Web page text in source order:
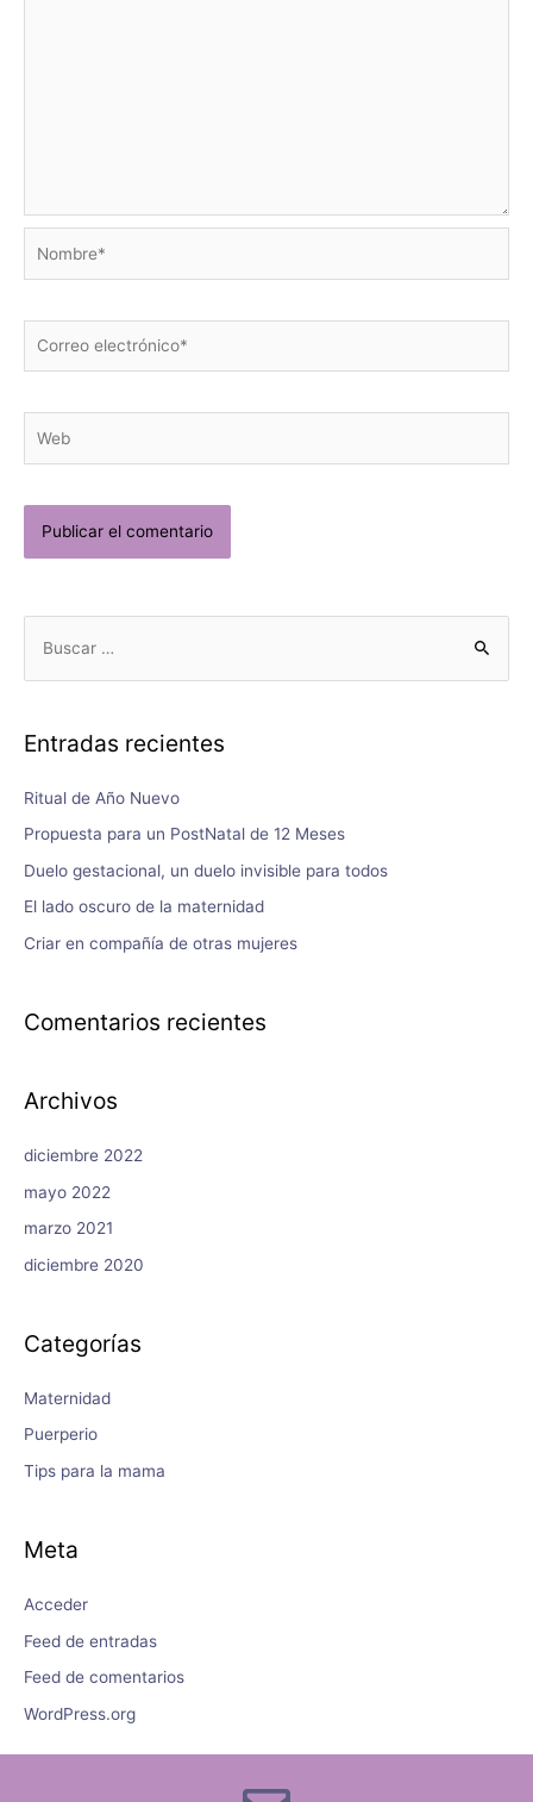
Entradas recientes
Ritual de Año Nuevo
Propuesta para un PostNatal de 12 Meses
Duelo gestacional, un duelo invisible para todos
El lado oscuro de la maternidad
Criar en compañía de otras mujeres
Comentarios recientes
Archivos
diciembre 2022
mayo 2022
marzo 2021
diciembre 2020
Categorías
Maternidad
Puerperio
Tips para la mama
Meta
Acceder
Feed de entradas
Feed de comentarios
WordPress.org